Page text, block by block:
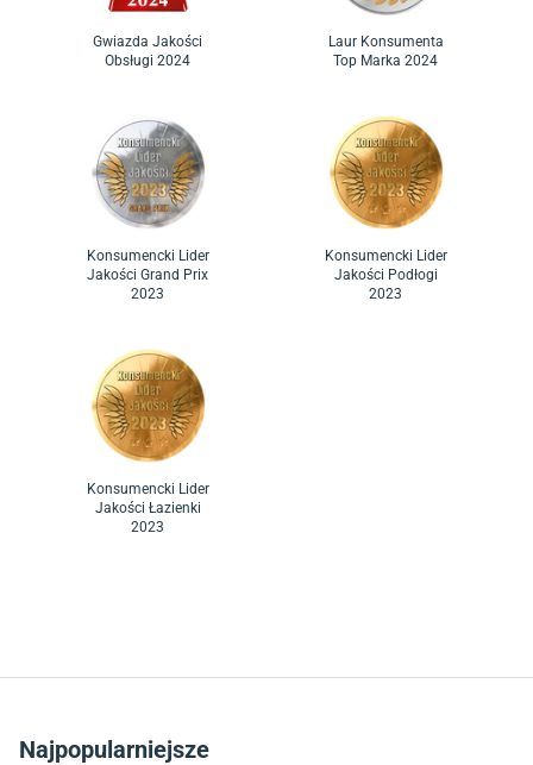
Gwiazda Jakości
Obsługi 2024
Laur Konsumenta
Top Marka 2024
Konsumencki Lider
Jakości Grand Prix
2023
Konsumencki Lider
Jakości Podłogi
2023
Konsumencki Lider
Jakości Łazienki
2023
Najpopularniejsze